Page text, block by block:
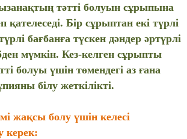
тәтті болуын сұрыпына
Бір сұрыптан екі түрлі
бағбанға түскен дәндер әртүрлі
мүмкін. Кез-келген сұрыпты
болуы үшін төмендегі аз ғана
білу жеткілікті.
жақсы болу үшін келесі
керек: